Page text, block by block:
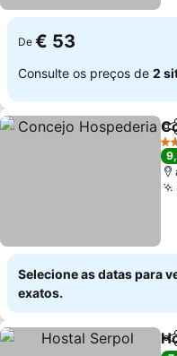
De € 53
Consulte os preços de 2
3
Selecione as datas para
exatos.